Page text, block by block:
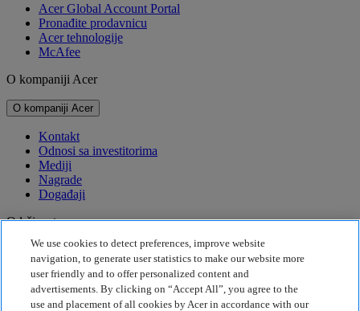
Acer Global Account Portal
Pronađite prodavnicu
Acer tehnologije
McAfee
O kompaniji Acer
O kompaniji Acer
Kontakt
Odnosi sa investitorima
Mediji
Nagrade
Događaji
Održivost
Održivost
Korporativna društvena odgovornost
Emisija štetnih gasova za proizvod
Project Humanity
We use cookies to detect preferences, improve website
navigation, to generate user statistics to make our website more
user friendly and to offer personalized content and
advertisements. By clicking on “Accept All”, you agree to the
use and placement of all cookies by Acer in accordance with our